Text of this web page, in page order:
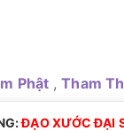
Phật ,Tham
ĐẠO XƯỚC ĐẠI